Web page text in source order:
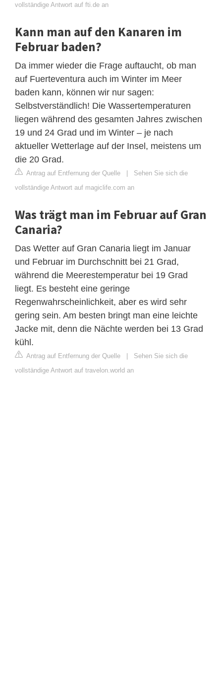
vollständige Antwort auf fti.de an
Kann man auf den Kanaren im
Februar baden?
Da immer wieder die Frage auftaucht, ob man
auf Fuerteventura auch im Winter im Meer
baden kann, können wir nur sagen:
Selbstverständlich! Die Wassertemperaturen
liegen während des gesamten Jahres zwischen
19 und 24 Grad und im Winter – je nach
aktueller Wetterlage auf der Insel, meistens um
die 20 Grad.
Antrag auf Entfernung der Quelle | Sehen Sie sich die
vollständige Antwort auf magiclife.com an
Was trägt man im Februar auf Gran
Canaria?
Das Wetter auf Gran Canaria liegt im Januar
und Februar im Durchschnitt bei 21 Grad,
während die Meerestemperatur bei 19 Grad
liegt. Es besteht eine geringe
Regenwahrscheinlichkeit, aber es wird sehr
gering sein. Am besten bringt man eine leichte
Jacke mit, denn die Nächte werden bei 13 Grad
kühl.
Antrag auf Entfernung der Quelle | Sehen Sie sich die
vollständige Antwort auf travelon.world an